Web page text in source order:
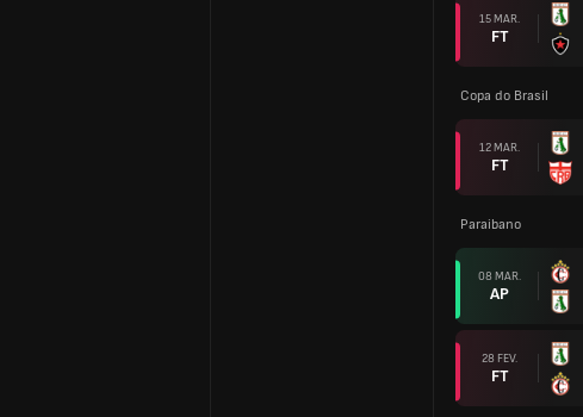
15 MAR.
FT
Copa do Brasil
12 MAR.
FT
Paraibano
08 MAR.
AP
28 FEV.
FT